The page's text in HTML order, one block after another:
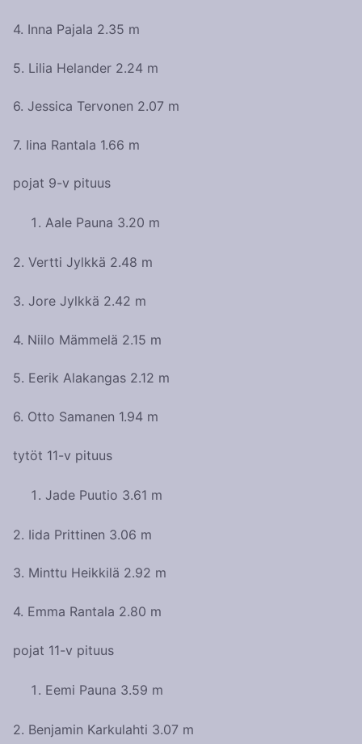
4. Inna Pajala 2.35 m
5. Lilia Helander 2.24 m
6. Jessica Tervonen 2.07 m
7. Iina Rantala 1.66 m
pojat 9-v pituus
Aale Pauna 3.20 m
2. Vertti Jylkkä 2.48 m
3. Jore Jylkkä 2.42 m
4. Niilo Mämmelä 2.15 m
5. Eerik Alakangas 2.12 m
6. Otto Samanen 1.94 m
tytöt 11-v pituus
Jade Puutio 3.61 m
2. Iida Prittinen 3.06 m
3. Minttu Heikkilä 2.92 m
4. Emma Rantala 2.80 m
pojat 11-v pituus
Eemi Pauna 3.59 m
2. Benjamin Karkulahti 3.07 m